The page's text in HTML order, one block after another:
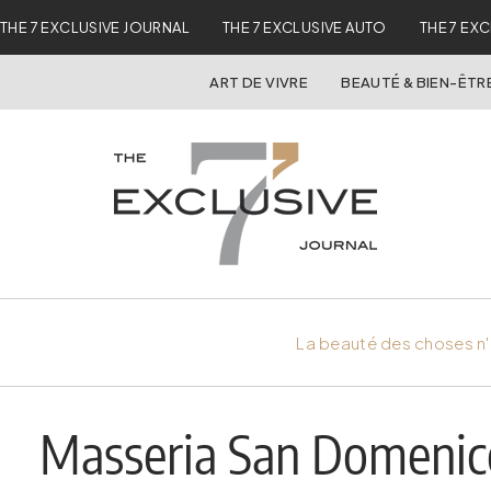
THE 7 EXCLUSIVE JOURNAL THE 7 EXCLUSIVE AUTO THE 7
ART DE VIVRE BEAUTÉ & BIEN-
La beauté des choses
Masseria San